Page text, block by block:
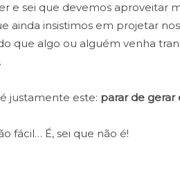
e sei que devemos aproveitar
ainda insistimos em projetar
que algo ou alguém venha
justamente este: parar de gerar
fácil… É, sei que não é!